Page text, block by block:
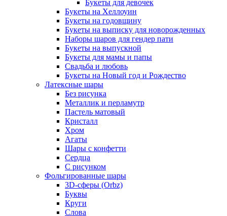
Букеты для девочек
Букеты на Хеллоуин
Букеты на годовщину
Букеты на выписку для новорожденных
Наборы шаров для гендер пати
Букеты на выпускной
Букеты для мамы и папы
Свадьба и любовь
Букеты на Новый год и Рождество
Латексные шары
Без рисунка
Металлик и перламутр
Пастель матовый
Кристалл
Хром
Агаты
Шары с конфетти
Сердца
С рисунком
Фольгированные шары
3D-сферы (Orbz)
Буквы
Круги
Слова